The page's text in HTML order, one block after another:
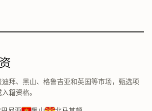
拜、黑山、格鲁吉亚和英国等市场，甄选项
籍资格。